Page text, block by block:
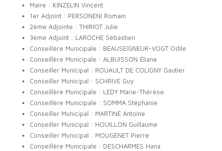
Maire : KINZELIN Vincent
1er Adjoint : PERSONENI Romain
2ème Adjointe : THIRIOT Julie
3ème Adjoint : LAROCHE Sébastien
Conseillère Municipale : BEAUSEIGNEUR-VOGT Odile
Conseillère Municipale : ALBUISSON Éliane
Conseiller Municipal : ROUAULT DE COLIGNY Gautier
Conseiller Municipal : SCHRIVE Guy
Conseillère Municipale : LEDY Marie-Thérèse
Conseillère Municipale : SOMMA Stéphanie
Conseiller Municipal : MARTINÉ Antoine
Conseiller Municipal : HOUILLON Guillaume
Conseiller Municipal : MOUGENET Pierre
Conseillère Municipale : DESCHARMES Hana